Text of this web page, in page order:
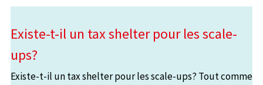
Existe-t-il un tax shelter pour les scale-
ups?
Existe-t-il un tax shelter pour les scale-ups? Tout comme